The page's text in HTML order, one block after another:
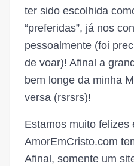
ter sido escolhida
“preferidas”, já nos
pessoalmente (foi
de voar)! Afinal a
bem longe da minha
versa (rsrsrs)!
Estamos muito felizes
AmorEmCristo.com
Afinal, somente um